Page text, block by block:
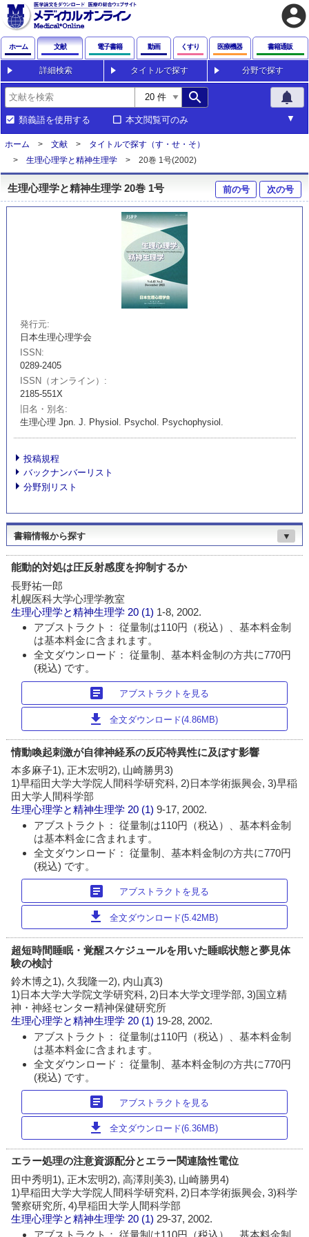
account_circle
ホーム 文献 電子書籍 動画 くすり 医療機器 書籍通販
詳細検索 タイトルで探す 分野で探す
search notifications
類義語を使用する 本文閲覧可のみ
ホーム 文献
タイトルで探す（す・せ・そ）
生理心理学と精神生理学
20巻 1号(2002)
生理心理学と精神生理学 20巻 1号 前の号 次の号
発行元
日本生理心理学会
ISSN
0289-2405
ISSN（オンライン）
2185-551X
旧名・別名
生理心理 Jpn. J. Physiol. Psychol. Psychophysiol.
投稿規程
バックナンバーリスト
分野別リスト
書籍情報から探す ▼
能動的対処は圧反射感度を抑制するか
長野祐一郎
札幌医科大学心理学教室
生理心理学と精神生理学 20 (1) 1-8, 2002.
アブストラクト： 従量制は110円（税込）、基本料金制
は基本料金に含まれます。
全文ダウンロード： 従量制、基本料金制の方共に770円
(税込) です。
article アブストラクトを見る
download 全文ダウンロード(4.86MB)
情動喚起刺激が自律神経系の反応特異性に及ぼす影響
本多麻子1), 正木宏明2), 山崎勝男3)
1)早稲田大学大学院人間科学研究科, 2)日本学術振興会, 3)早稲
田大学人間科学部
生理心理学と精神生理学 20 (1)9-17, 2002.
アブストラクト： 従量制は110円（税込）、基本料金制
は基本料金に含まれます。
全文ダウンロード： 従量制、基本料金制の方共に770円
(税込) です。
article アブストラクトを見る
download 全文ダウンロード(5.42MB)
超短時間睡眠・覚醒スケジュールを用いた睡眠状態と夢見体
験の検討
鈴木博之1), 久我隆一2), 内山真3)
1)日本大学大学院文学研究科, 2)日本大学文理学部, 3)国立精
神・神経センター精神保健研究所
生理心理学と精神生理学 20 (1) 19-28, 2002.
アブストラクト： 従量制は110円（税込）、基本料金制
は基本料金に含まれます。
全文ダウンロード： 従量制、基本料金制の方共に770円
(税込) です。
article アブストラクトを見る
download 全文ダウンロード(6.36MB)
エラー処理の注意資源配分とエラー関連陰性電位
田中秀明1), 正木宏明2), 高澤則美3), 山崎勝男4)
1)早稲田大学大学院人間科学研究科, 2)日本学術振興会, 3)科学
警察研究所, 4)早稲田大学人間科学部
生理心理学と精神生理学 20 (1) 29-37, 2002.
アブストラクト： 従量制は110円（税込）、基本料金制